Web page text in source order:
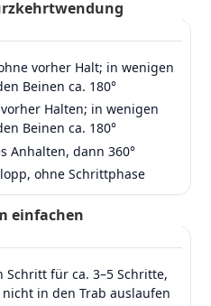
vorher Halt; in wenigen
Beinen ca. 180°
Halten; in wenigen
Beinen ca. 180°
Anhalten, dann 360°
ohne Schrittphase
einfachen
Schritt für ca. 3–5 Schritte,
in den Trab auslaufen